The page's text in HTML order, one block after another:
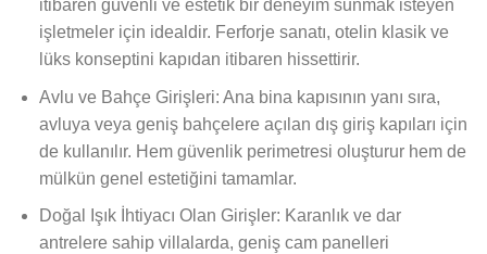
itibaren güvenli ve estetik bir deneyim sunmak isteyen
işletmeler için idealdir. Ferforje sanatı, otelin klasik ve
lüks konseptini kapıdan itibaren hissettirir.
Avlu ve Bahçe Girişleri: Ana bina kapısının yanı sıra,
avluya veya geniş bahçelere açılan dış giriş kapıları için
de kullanılır. Hem güvenlik perimetresi oluşturur hem de
mülkün genel estetiğini tamamlar.
Doğal Işık İhtiyacı Olan Girişler: Karanlık ve dar
antrelere sahip villalarda, geniş cam panelleri